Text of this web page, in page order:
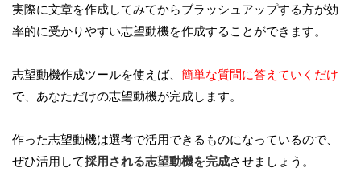
実際に文章を作成してみてからブラッシュアップする方が効
率的に受かりやすい志望動機を作成することができます。
志望動機作成ツールを使えば、 簡単な質問に答えていくだけ
で、あなただけの志望動機が完成します。
作った志望動機は選考で活用できるものになっているので、
ぜひ活用して採用される志望動機を完成させましょう。